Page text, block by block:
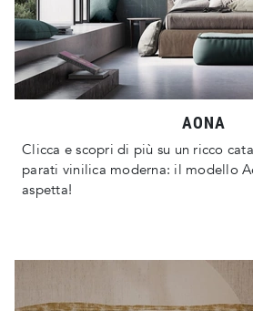
AONA
Clicca e scopri di più su un ricco
parati vinilica moderna: il modello
aspetta!